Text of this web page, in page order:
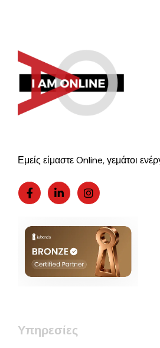
Εμείς είμαστε Online, γεμάτοι
Υπηρεσίες